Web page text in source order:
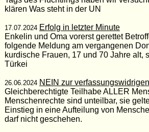
klären Was steht in der UN
17.07.2024 Erfolg in letzter Minute
Enkelin und Oma vorerst gerettet
folgende Meldung am vergangenen
kurdische Frauen, 17 und 70 Jahre alt,
Türkei
26.06.2024 NEIN zur
Gleichberechtigte Teilhabe ALLER
Menschenrechte sind unteilbar, sie
Einstieg in eine Aufteilung von
darf nicht geschehen.